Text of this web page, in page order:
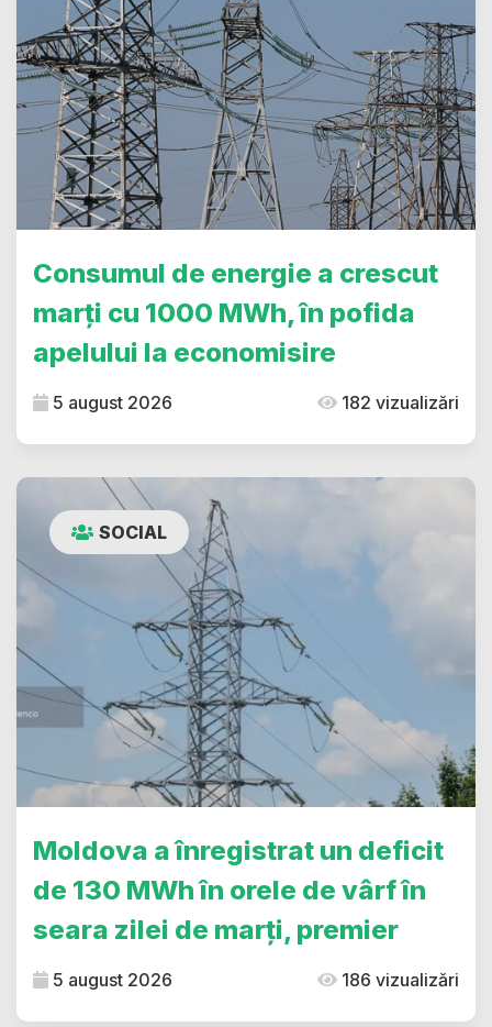
Consumul de energie a crescut
marți cu 1000 MWh, în pofida
apelului la economisire
5 august 2026 182 vizualizări
SOCIAL
Moldova a înregistrat un deficit
de 130 MWh în orele de vârf în
seara zilei de marți, premier
5 august 2026 186 vizualizări